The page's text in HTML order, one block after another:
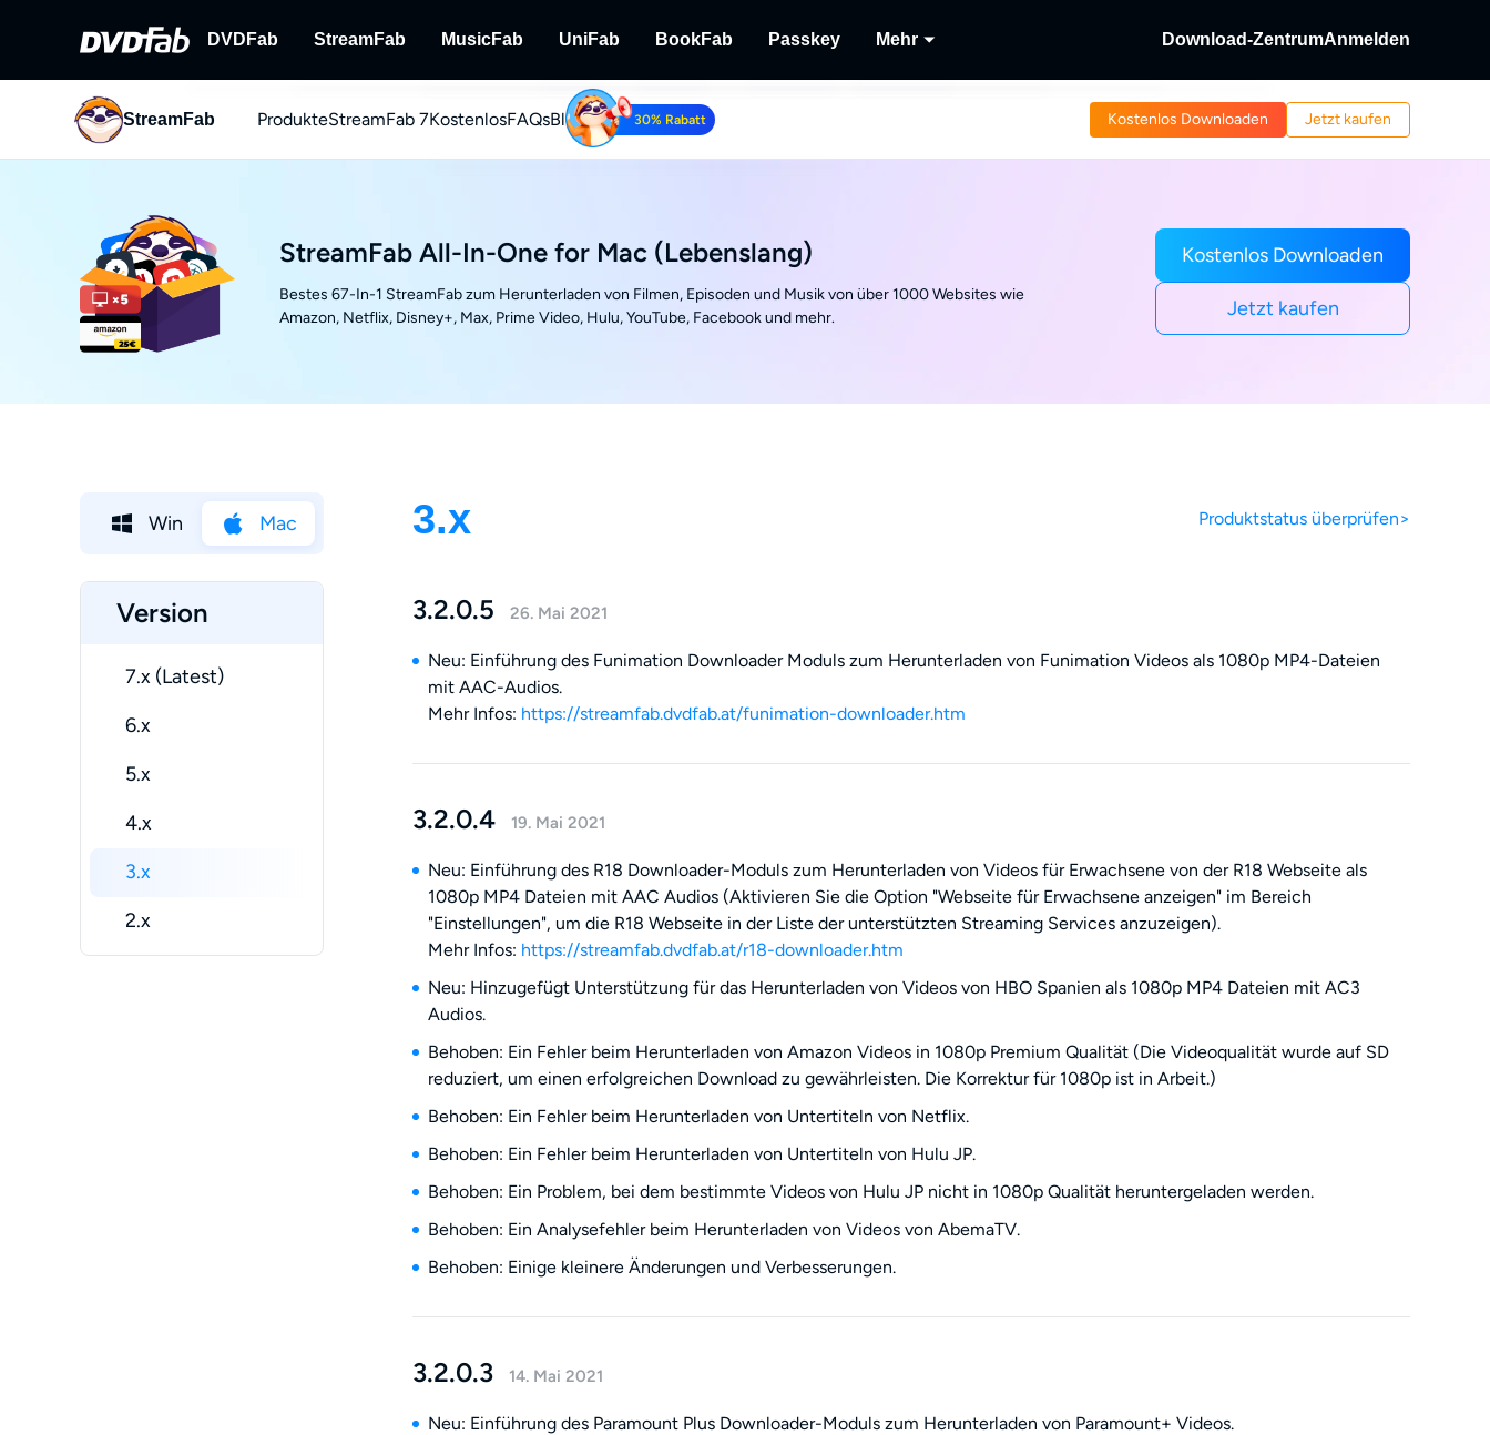
DVDFab
DVDFab
StreamFab
StreamFab
Streaming-Videos herunterladen.
MusicFab
MusicFab
Streaming-Musik herunterladen.
UniFab
UniFab
BookFab
BookFab
Passkey Mehr Download-ZentrumAnmelden
StreamFab ProdukteStreamFab 7KostenlosFAQsBlog 30% Rabatt Kostenlos Downloaden Jetzt kaufen
StreamFab All-In-One for Mac (Lebenslang)
Bestes 67-In-1 StreamFab zum Herunterladen von Filmen, Episoden und Musik von über 1000 Websites wie
Amazon, Netflix, Disney+, Max, Prime Video, Hulu, YouTube, Facebook und mehr.
Kostenlos Downloaden
Jetzt kaufen
Win Mac
Version
7.x (Latest)
6.x
5.x
4.x
3.x
2.x
3.x Produktstatus überprüfen>
3.2.0.5 26. Mai 2021
Neu: Einführung des Funimation Downloader Moduls zum Herunterladen von Funimation Videos als 1080p MP4-Dateien
mit AAC-Audios.
Mehr Infos: https://streamfab.dvdfab.at/funimation-downloader.htm
3.2.0.4 19. Mai 2021
Neu: Einführung des R18 Downloader-Moduls zum Herunterladen von Videos für Erwachsene von der R18 Webseite als
1080p MP4 Dateien mit AAC Audios (Aktivieren Sie die Option "Webseite für Erwachsene anzeigen" im Bereich
"Einstellungen", um die R18 Webseite in der Liste der unterstützten Streaming Services anzuzeigen).
Mehr Infos: https://streamfab.dvdfab.at/r18-downloader.htm
Neu: Hinzugefügt Unterstützung für das Herunterladen von Videos von HBO Spanien als 1080p MP4 Dateien mit AC3
Audios.
Behoben: Ein Fehler beim Herunterladen von Amazon Videos in 1080p Premium Qualität (Die Videoqualität wurde auf SD
reduziert, um einen erfolgreichen Download zu gewährleisten. Die Korrektur für 1080p ist in Arbeit.)
Behoben: Ein Fehler beim Herunterladen von Untertiteln von Netflix.
Behoben: Ein Fehler beim Herunterladen von Untertiteln von Hulu JP.
Behoben: Ein Problem, bei dem bestimmte Videos von Hulu JP nicht in 1080p Qualität heruntergeladen werden.
Behoben: Ein Analysefehler beim Herunterladen von Videos von AbemaTV.
Behoben: Einige kleinere Änderungen und Verbesserungen.
3.2.0.3 14. Mai 2021
Neu: Einführung des Paramount Plus Downloader-Moduls zum Herunterladen von Paramount+ Videos.